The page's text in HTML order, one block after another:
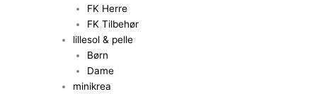
FK Herre
FK Tilbehør
lillesol & pelle
Børn
Dame
minikrea